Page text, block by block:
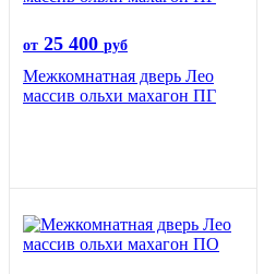
от 25 400 руб
Межкомнатная дверь Лео
массив ольхи махагон ПГ